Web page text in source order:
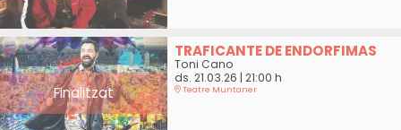
Finalitzat
TRAFICANTE DE ENDORFIMAS
Toni Cano
ds. 21.03.26 21:00 h
Teatre Muntaner